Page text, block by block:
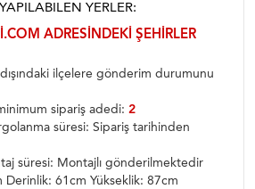
YERLER:
ADRESINDEKI ŞEHIRLER
ilçelere gönderim durumunu
sipariş adedi: 2
süresi: Sipariş tarihinden
süresi: Montajlı gönderilmektedir
Derinlik: 61cm Yükseklik: 87cm